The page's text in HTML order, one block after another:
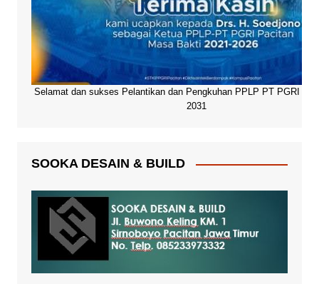
Selamat dan sukses Pelantikan dan Pengkuhan PPLP PT PGRI
2031
SOOKA DESAIN & BUILD